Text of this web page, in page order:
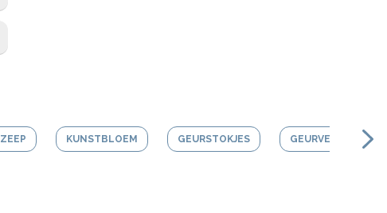
KUNSTBLOEM GEURSTOKJES GEURVERSTUIVER